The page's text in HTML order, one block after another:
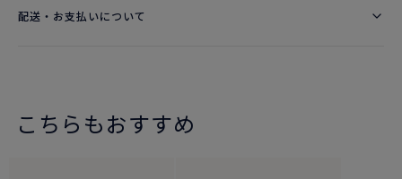
配送・お支払いについて
こちらもおすすめ